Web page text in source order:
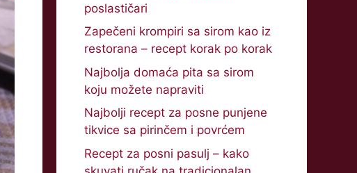
poslastičari
Zapečeni krompiri sa sirom kao iz
restorana – recept korak po korak
Najbolja domaća pita sa sirom
koju možete napraviti
Najbolji recept za posne punjene
tikvice sa pirinčem i povrćem
Recept za posni pasulj – kako